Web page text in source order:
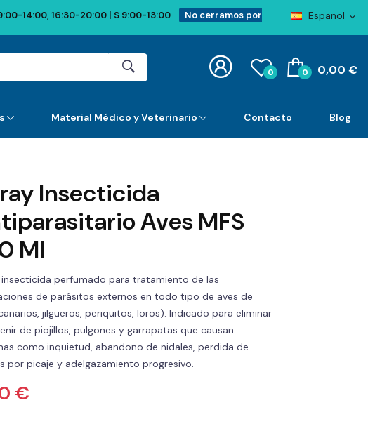
Español expand_more
14:00, 16:30-20:00 | S 9:00-13:00
No cerramos por
0 0 0,00 €
Material Médico y Veterinario Contacto Blog
Insecticida
Aves MFS
Ml
perfumado para tratamiento de las
de parásitos externos en todo tipo de aves de
jilgueros, periquitos, loros). Indicado para eliminar
de piojillos, pulgones y garrapatas que causan
como inquietud, abandono de nidales, perdida de
por picaje y adelgazamiento progresivo.
€